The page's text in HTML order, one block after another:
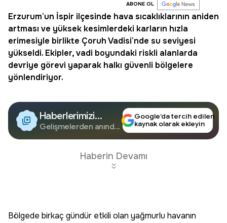
ABONE OL
Erzurum’un İspir ilçesinde hava sıcaklıklarının aniden
artması ve yüksek kesimlerdeki karların hızla
erimesiyle birlikte Çoruh Vadisi’nde su seviyesi
yükseldi. Ekipler, vadi boyundaki riskli alanlarda
devriye görevi yaparak halkı güvenli bölgelere
yönlendiriyor.
Haberlerimizi
Google'da Takip
Edin
Gelişmelerden anında
Google’da tercih edilen
kaynak olarak ekleyin
Haberin Devamı
Bölgede birkaç gündür etkili olan yağmurlu havanın